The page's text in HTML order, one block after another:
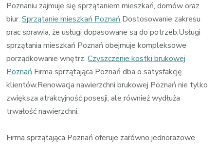
Poznaniu zajmuje się sprzątaniem mieszkań, domów oraz
biur.Sprzątanie mieszkań PoznańDostosowanie zakresu
prac sprawia, że usługi dopasowane są do potrzeb.Usługi
sprzątania mieszkań Poznań obejmuje kompleksowe
porządkowanie wnętrz.Czyszczenie kostki brukowej
PoznańFirma sprzątająca Poznań dba o satysfakcję
klientów.Renowacja nawierzchni brukowej Poznań nie tylko
zwiększa atrakcyjność posesji, ale również wydłuża
trwałość nawierzchni.
Firma sprzątająca Poznań oferuje zarówno jednorazowe